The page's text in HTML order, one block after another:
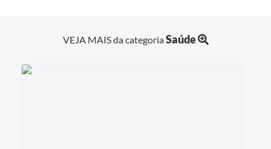
VEJA MAIS da categoriaSaúde